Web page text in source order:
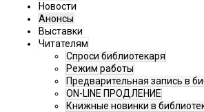
Новости
Анонсы
Выставки
Читателям
Спроси библиотекаря
Режим работы
Предварительная запись в
ON-LINE ПРОДЛЕНИЕ
Книжные новинки в